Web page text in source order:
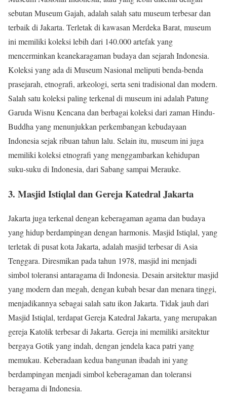
sebutan Museum Gajah, adalah salah satu museum terbesar dan
terbaik di Jakarta. Terletak di kawasan Merdeka Barat, museum
ini memiliki koleksi lebih dari 140.000 artefak yang
mencerminkan keanekaragaman budaya dan sejarah Indonesia.
Koleksi yang ada di Museum Nasional meliputi benda-benda
prasejarah, etnografi, arkeologi, serta seni tradisional dan modern.
Salah satu koleksi paling terkenal di museum ini adalah Patung
Garuda Wisnu Kencana dan berbagai koleksi dari zaman Hindu-
Buddha yang menunjukkan perkembangan kebudayaan
Indonesia sejak ribuan tahun lalu. Selain itu, museum ini juga
memiliki koleksi etnografi yang menggambarkan kehidupan
suku-suku di Indonesia, dari Sabang sampai Merauke.
3. Masjid Istiqlal dan Gereja Katedral Jakarta
Jakarta juga terkenal dengan keberagaman agama dan budaya
yang hidup berdampingan dengan harmonis. Masjid Istiqlal, yang
terletak di pusat kota Jakarta, adalah masjid terbesar di Asia
Tenggara. Diresmikan pada tahun 1978, masjid ini menjadi
simbol toleransi antaragama di Indonesia. Desain arsitektur masjid
yang modern dan megah, dengan kubah besar dan menara tinggi,
menjadikannya sebagai salah satu ikon Jakarta. Tidak jauh dari
Masjid Istiqlal, terdapat Gereja Katedral Jakarta, yang merupakan
gereja Katolik terbesar di Jakarta. Gereja ini memiliki arsitektur
bergaya Gotik yang indah, dengan jendela kaca patri yang
memukau. Keberadaan kedua bangunan ibadah ini yang
berdampingan menjadi simbol keberagaman dan toleransi
beragama di Indonesia.